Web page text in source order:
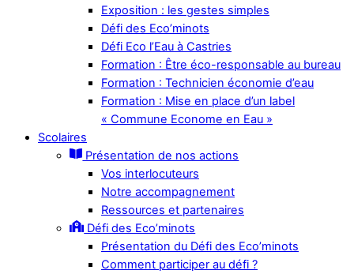
Exposition : les gestes simples
Défi des Eco’minots
Défi Eco l’Eau à Castries
Formation : Être éco-responsable au bureau
Formation : Technicien économie d’eau
Formation : Mise en place d’un label
« Commune Econome en Eau »
Scolaires
Présentation de nos actions
Vos interlocuteurs
Notre accompagnement
Ressources et partenaires
Défi des Eco’minots
Présentation du Défi des Eco’minots
Comment participer au défi ?